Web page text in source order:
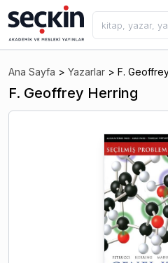
Ana Sayfa > Yazarlar > F.
F. Geoffrey Herring